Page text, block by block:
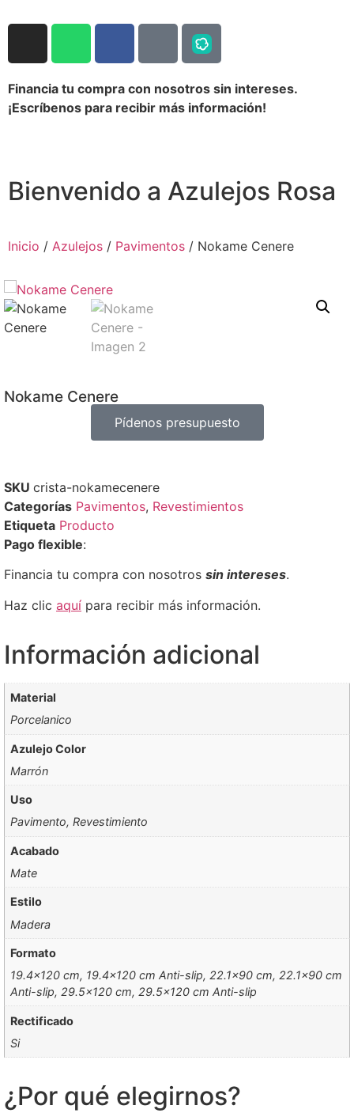
Financia tu compra con nosotros sin intereses.
¡Escríbenos para recibir más información!
Bienvenido a Azulejos Rosa
Inicio / Azulejos / Pavimentos / Nokame Cenere
Nokame Cenere
Pídenos presupuesto
SKU crista-nokamecenere
Categorías Pavimentos, Revestimientos
Etiqueta Producto
Pago flexible:
Financia tu compra con nosotros sin intereses.
Haz clic aquí para recibir más información.
Información adicional
Material
Porcelanico
Azulejo Color
Marrón
Uso
Pavimento, Revestimiento
Acabado
Mate
Estilo
Madera
Formato
19.4×120 cm, 19.4×120 cm Anti-slip, 22.1×90 cm, 22.1×90 cm
Anti-slip, 29.5×120 cm, 29.5×120 cm Anti-slip
Rectificado
Si
¿Por qué elegirnos?